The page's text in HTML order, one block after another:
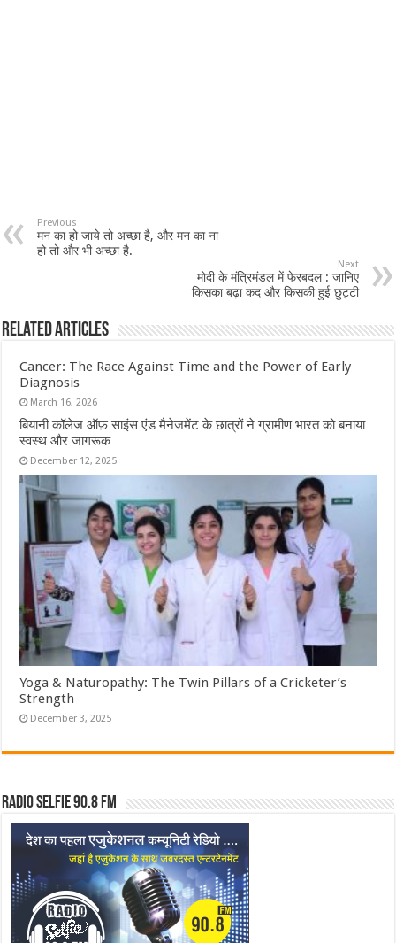
Previous
मन का हो जाये तो अच्छा है, और मन का ना
हो तो और भी अच्छा है.
Next
मोदी के मंत्रिमंडल में फेरबदल : जानिए
किसका बढ़ा कद और किसकी हुई छुट्टी
Related Articles
Cancer: The Race Against Time and the Power of Early
Diagnosis
March 16, 2026
बियानी कॉलेज ऑफ़ साइंस एंड मैनेजमेंट के छात्रों ने ग्रामीण भारत को बनाया
स्वस्थ और जागरूक
December 12, 2025
Yoga & Naturopathy: The Twin Pillars of a Cricketer’s
Strength
December 3, 2025
Radio Selfie 90.8 FM